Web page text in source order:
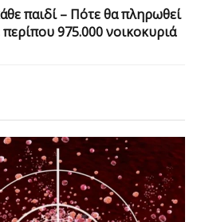
παιδί – Πότε θα πληρωθεί
975.000 νοικοκυριά